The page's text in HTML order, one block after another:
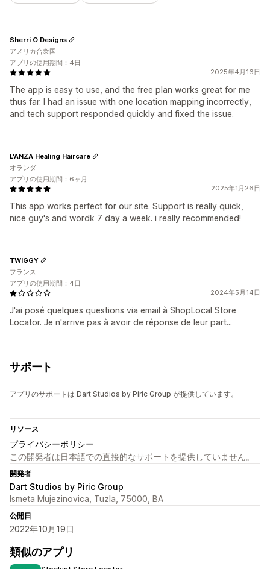
2025年4月16日
The app is easy to use, and the free plan works great for me
thus far. I had an issue with one location mapping incorrectly,
and tech support responded quickly and fixed the issue.
Sherri O Designs
アメリカ合衆国
アプリの使用期間：4日
2025年1月26日
This app works perfect for our site. Support is really quick,
nice guy's and wordk 7 day a week. i really recommended!
L'ANZA Healing Haircare
オランダ
アプリの使用期間：6ヶ月
2024年5月14日
J'ai posé quelques questions via email à ShopLocal Store
Locator. Je n'arrive pas à avoir de réponse de leur part...
TWIGGY
フランス
アプリの使用期間：4日
サポート
アプリのサポートは Dart Studios by Piric Group が提供しています。
リソース
プライバシーポリシー
この開発者は日本語での直接的なサポートを提供していません。
開発者
Dart Studios by Piric Group
Ismeta Mujezinovica, Tuzla, 75000, BA
公開日
2022年10月19日
類似のアプリ